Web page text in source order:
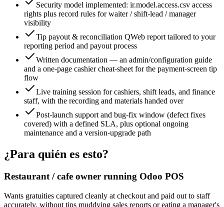
Security model implemented: ir.model.access.csv access
rights plus record rules for waiter / shift-lead / manager
visibility
Tip payout & reconciliation QWeb report tailored to your
reporting period and payout process
Written documentation — an admin/configuration guide
and a one-page cashier cheat-sheet for the payment-screen tip
flow
Live training session for cashiers, shift leads, and finance
staff, with the recording and materials handed over
Post-launch support and bug-fix window (defect fixes
covered) with a defined SLA, plus optional ongoing
maintenance and a version-upgrade path
¿Para quién es esto?
Restaurant / cafe owner running Odoo POS
Wants gratuities captured cleanly at checkout and paid out to staff
accurately, without tips muddying sales reports or eating a manager's